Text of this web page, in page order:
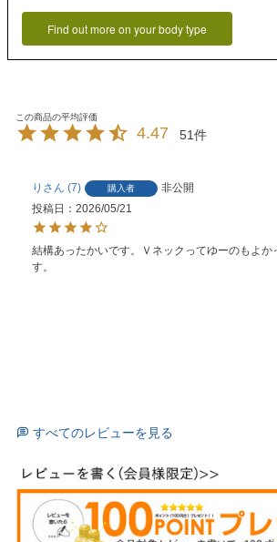
Find out more on your body type
4.47 51
り 7 購入者
非公開
投稿日
2026/05/21
結構あったかいです。Ｖネックってゆーのもよか
す。
すべてのレビューを見る